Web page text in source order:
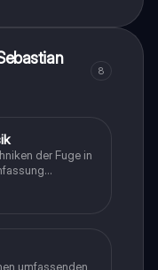
8
der Fuge in
Fugen, die
Bedeutung
umfassenden